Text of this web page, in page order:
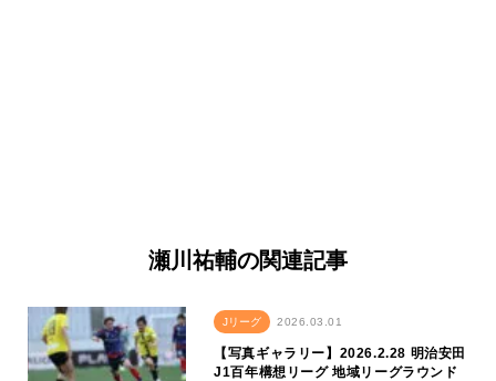
瀬川祐輔の関連記事
Jリーグ 2026.03.01
【写真ギャラリー】2026.2.28 明治安田
J1百年構想リーグ 地域リーグラウンド